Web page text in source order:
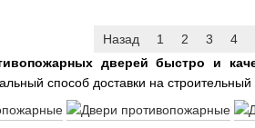
Назад 1 2 3 4
дверей быстро и
способ доставки на